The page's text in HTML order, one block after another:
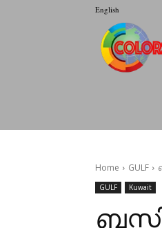
English
Home GULF
GULF Kuwait